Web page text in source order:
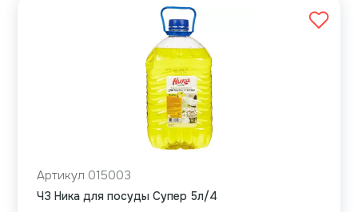
Артикул 015003
ЧЗ Ника для посуды Супер 5л/4